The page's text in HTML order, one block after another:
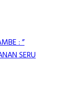
: ”
SERU